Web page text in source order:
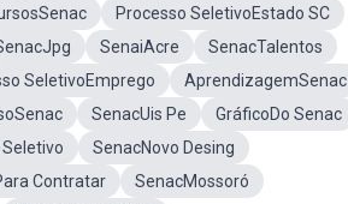
Processo SeletivoEstado SC
SenaiAcre
SenacTalentos
SeletivoEmprego
AprendizagemSenac
SenacUis Pe
GráficoDo Senac
SenacNovo Desing
Contratar
SenacMossoró